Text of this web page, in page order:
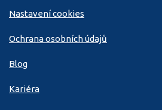
Nastavení cookies
Ochrana osobních údajů
Blog
Kariéra